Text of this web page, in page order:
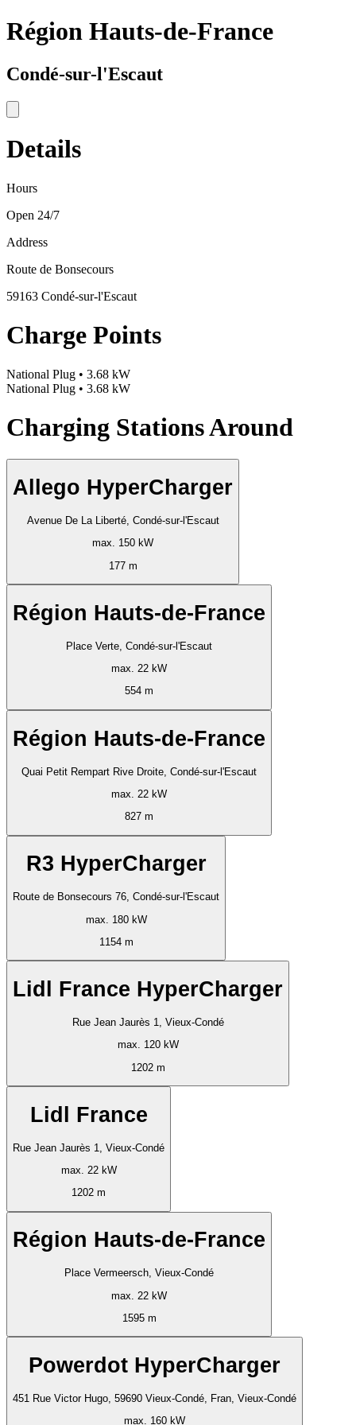
Région Hauts-de-France
Condé-sur-l'Escaut
Details
Hours
Open 24/7
Address
Route de Bonsecours
59163 Condé-sur-l'Escaut
Charge Points
National Plug • 3.68 kW
National Plug • 3.68 kW
Charging Stations Around
Allego HyperCharger
Avenue De La Liberté, Condé-sur-l'Escaut
max. 150 kW
177 m
Région Hauts-de-France
Place Verte, Condé-sur-l'Escaut
max. 22 kW
554 m
Région Hauts-de-France
Quai Petit Rempart Rive Droite, Condé-sur-l'Escaut
max. 22 kW
827 m
R3 HyperCharger
Route de Bonsecours 76, Condé-sur-l'Escaut
max. 180 kW
1154 m
Lidl France HyperCharger
Rue Jean Jaurès 1, Vieux-Condé
max. 120 kW
1202 m
Lidl France
Rue Jean Jaurès 1, Vieux-Condé
max. 22 kW
1202 m
Région Hauts-de-France
Place Vermeersch, Vieux-Condé
max. 22 kW
1595 m
Powerdot HyperCharger
451 Rue Victor Hugo, 59690 Vieux-Condé, Fran, Vieux-Condé
max. 160 kW